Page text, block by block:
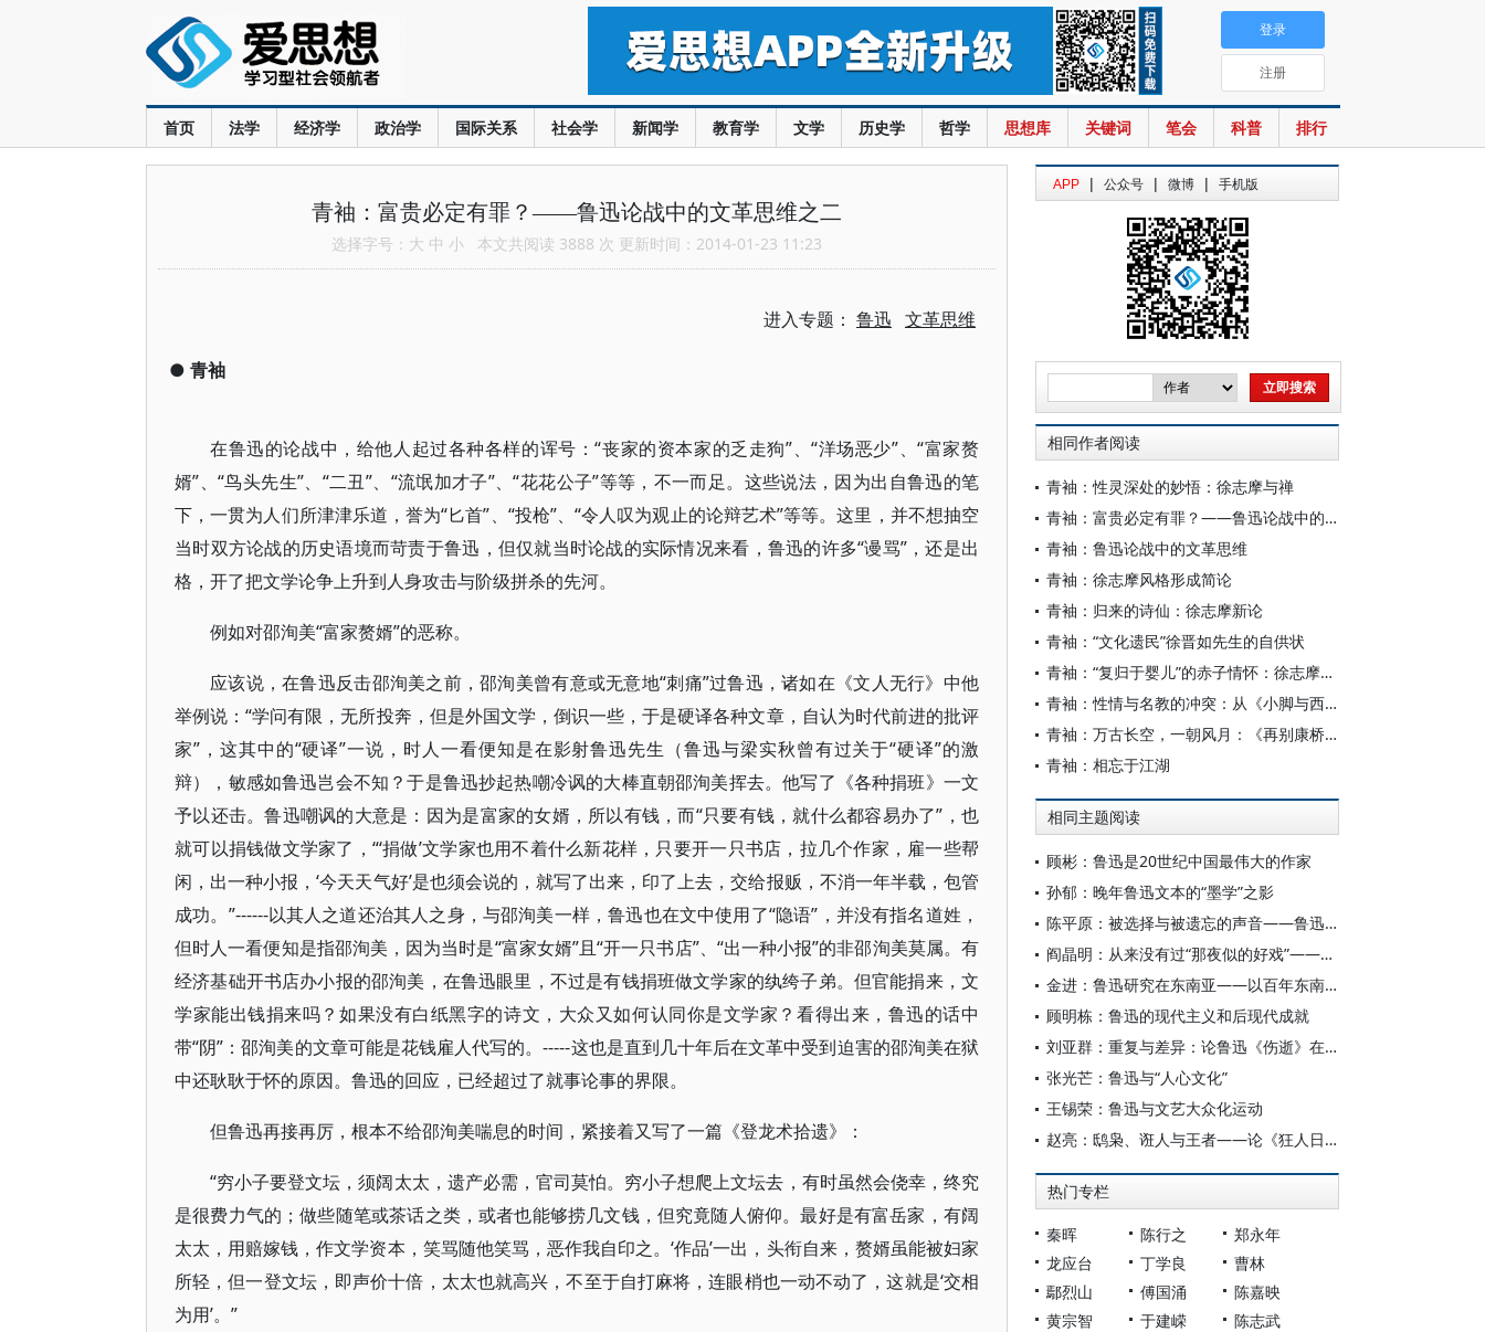
首页 法学 经济学 政治学 国际关系 社会学 新闻学 教育学 文学 历史学 哲学 思想库 关键词 笔会 科普 排行
登录
注册
青袖：富贵必定有罪？——鲁迅论战中的文革思维之二
选择字号： 大 中 小 本文共阅读 3888 次 更新时间：2014-01-23 11:23
进入专题： 鲁迅 文革思维
● 青袖
在鲁迅的论战中，给他人起过各种各样的诨号：“丧家的资本家的乏走狗”、“洋场恶少”、“富家赘
婿”、“鸟头先生”、“二丑”、“流氓加才子”、“花花公子”等等，不一而足。这些说法，因为出自鲁迅的笔
下，一贯为人们所津津乐道，誉为“匕首”、“投枪”、“令人叹为观止的论辩艺术”等等。这里，并不想抽空
当时双方论战的历史语境而苛责于鲁迅，但仅就当时论战的实际情况来看，鲁迅的许多“谩骂”，还是出
格，开了把文学论争上升到人身攻击与阶级拼杀的先河。
例如对邵洵美“富家赘婿”的恶称。
应该说，在鲁迅反击邵洵美之前，邵洵美曾有意或无意地“刺痛”过鲁迅，诸如在《文人无行》中他
举例说：“学问有限，无所投奔，但是外国文学，倒识一些，于是硬译各种文章，自认为时代前进的批评
家”，这其中的“硬译”一说，时人一看便知是在影射鲁迅先生（鲁迅与梁实秋曾有过关于“硬译”的激
辩），敏感如鲁迅岂会不知？于是鲁迅抄起热嘲冷讽的大棒直朝邵洵美挥去。他写了《各种捐班》一文
予以还击。鲁迅嘲讽的大意是：因为是富家的女婿，所以有钱，而“只要有钱，就什么都容易办了”，也
就可以捐钱做文学家了，“‘捐做’文学家也用不着什么新花样，只要开一只书店，拉几个作家，雇一些帮
闲，出一种小报，‘今天天气好’是也须会说的，就写了出来，印了上去，交给报贩，不消一年半载，包管
成功。”------以其人之道还治其人之身，与邵洵美一样，鲁迅也在文中使用了“隐语”，并没有指名道姓，
但时人一看便知是指邵洵美，因为当时是“富家女婿”且“开一只书店”、“出一种小报”的非邵洵美莫属。有
经济基础开书店办小报的邵洵美，在鲁迅眼里，不过是有钱捐班做文学家的纨绔子弟。但官能捐来，文
学家能出钱捐来吗？如果没有白纸黑字的诗文，大众又如何认同你是文学家？看得出来，鲁迅的话中
带“阴”：邵洵美的文章可能是花钱雇人代写的。-----这也是直到几十年后在文革中受到迫害的邵洵美在狱
中还耿耿于怀的原因。鲁迅的回应，已经超过了就事论事的界限。
但鲁迅再接再厉，根本不给邵洵美喘息的时间，紧接着又写了一篇《登龙术拾遗》：
“穷小子要登文坛，须阔太太，遗产必需，官司莫怕。穷小子想爬上文坛去，有时虽然会侥幸，终究
是很费力气的；做些随笔或茶话之类，或者也能够捞几文钱，但究竟随人俯仰。最好是有富岳家，有阔
太太，用赔嫁钱，作文学资本，笑骂随他笑骂，恶作我自印之。‘作品’一出，头衔自来，赘婿虽能被妇家
所轻，但一登文坛，即声价十倍，太太也就高兴，不至于自打麻将，连眼梢也一动不动了，这就是‘交相
为用’。”
APP | 公众号 | 微博 | 手机版
相同作者阅读
青袖：性灵深处的妙悟：徐志摩与禅
青袖：富贵必定有罪？——鲁迅论战中的文革思维之二
青袖：鲁迅论战中的文革思维
青袖：徐志摩风格形成简论
青袖：归来的诗仙：徐志摩新论
青袖：“文化遗民”徐晋如先生的自供状
青袖：“复归于婴儿”的赤子情怀：徐志摩的单纯信仰与老子“复归于婴儿”理想的比较述评
青袖：性情与名教的冲突：从《小脚与西服》看徐志摩婚变之谜
青袖：万古长空，一朝风月：《再别康桥》的禅宗境界
青袖：相忘于江湖
相同主题阅读
顾彬：鲁迅是20世纪中国最伟大的作家
孙郁：晚年鲁迅文本的“墨学”之影
陈平原：被选择与被遗忘的声音——鲁迅“出口”能否以及如何“成章”
阎晶明：从来没有过“那夜似的好戏”——鲁迅小说《社戏》解读
金进：鲁迅研究在东南亚——以百年东南亚文学创作与文艺批评为线索
顾明栋：鲁迅的现代主义和后现代成就
刘亚群：重复与差异：论鲁迅《伤逝》在“南方”的“重写”
张光芒：鲁迅与“人心文化”
王锡荣：鲁迅与文艺大众化运动
赵亮：鸱枭、诳人与王者——论《狂人日记》之“狂”人的多元重构
热门专栏
秦晖 陈行之
郑永年
龙应台
丁学良
曹林
鄢烈山
傅国涌
陈嘉映
黄宗智
于建嵘
陈志武